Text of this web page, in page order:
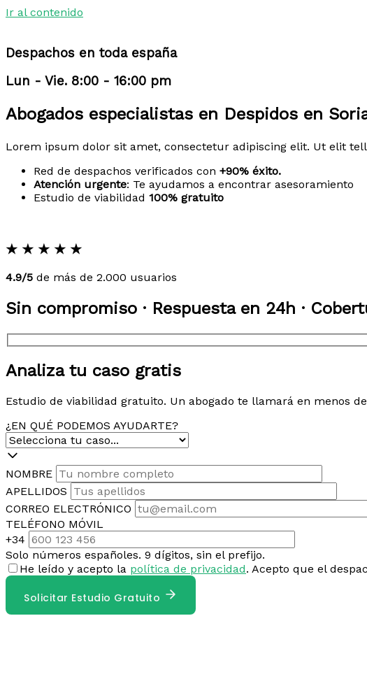
Ir al contenido
Despachos en toda españa
Lun - Vie. 8:00 - 16:00 pm
Abogados especialistas en Despidos en
Lorem ipsum dolor sit amet, consectetur adipiscing elit. Ut elit
Red de despachos verificados con +90% éxito.
Atención urgente: Te ayudamos a encontrar asesoramiento
Estudio de viabilidad 100% gratuito
★ ★ ★ ★ ★
4.9/5 de más de 2.000 usuarios
Sin compromiso · Respuesta en 24h ·
Analiza tu caso gratis
Estudio de viabilidad gratuito. Un abogado te llamará en menos
¿EN QUÉ PODEMOS AYUDARTE?
NOMBRE
APELLIDOS
CORREO ELECTRÓNICO
TELÉFONO MÓVIL
+34
Solo números españoles. 9 dígitos, sin el prefijo.
He leído y acepto la política de privacidad. Acepto que el
Solicitar Estudio Gratuito